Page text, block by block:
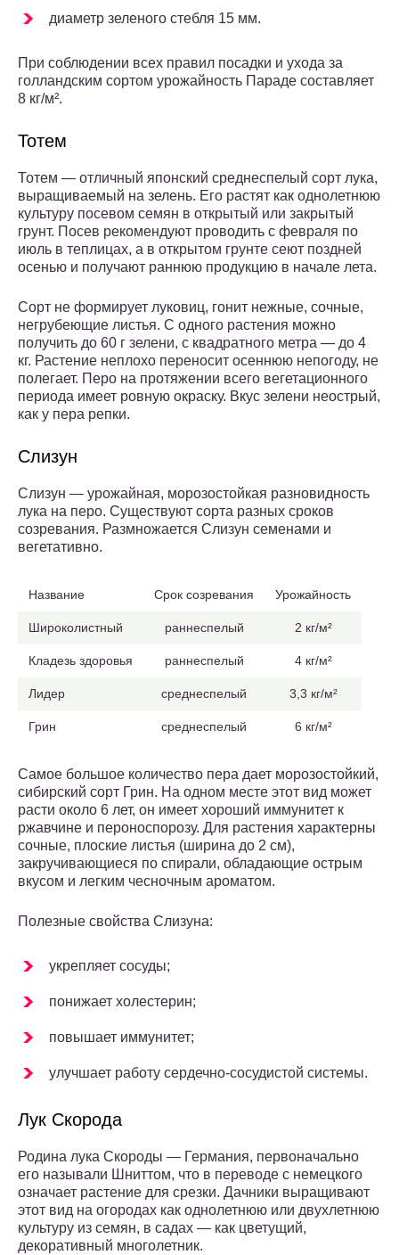
диаметр зеленого стебля 15 мм.
При соблюдении всех правил посадки и ухода за
голландским сортом урожайность Параде составляет
8 кг/м².
Тотем
Тотем — отличный японский среднеспелый сорт лука,
выращиваемый на зелень. Его растят как однолетнюю
культуру посевом семян в открытый или закрытый
грунт. Посев рекомендуют проводить с февраля по
июль в теплицах, а в открытом грунте сеют поздней
осенью и получают раннюю продукцию в начале лета.
Сорт не формирует луковиц, гонит нежные, сочные,
негрубеющие листья. С одного растения можно
получить до 60 г зелени, с квадратного метра — до 4
кг. Растение неплохо переносит осеннюю непогоду, не
полегает. Перо на протяжении всего вегетационного
периода имеет ровную окраску. Вкус зелени неострый,
как у пера репки.
Слизун
Слизун — урожайная, морозостойкая разновидность
лука на перо. Существуют сорта разных сроков
созревания. Размножается Слизун семенами и
вегетативно.
Название Срок созревания Урожайность
Широколистный раннеспелый 2 кг/м²
Кладезь здоровья раннеспелый 4 кг/м²
Лидер среднеспелый 3,3 кг/м²
Грин среднеспелый 6 кг/м²
Самое большое количество пера дает морозостойкий,
сибирский сорт Грин. На одном месте этот вид может
расти около 6 лет, он имеет хороший иммунитет к
ржавчине и пероноспорозу. Для растения характерны
сочные, плоские листья (ширина до 2 см),
закручивающиеся по спирали, обладающие острым
вкусом и легким чесночным ароматом.
Полезные свойства Слизуна:
укрепляет сосуды;
понижает холестерин;
повышает иммунитет;
улучшает работу сердечно-сосудистой системы.
Лук Скорода
Родина лука Скороды — Германия, первоначально
его называли Шниттом, что в переводе с немецкого
означает растение для срезки. Дачники выращивают
этот вид на огородах как однолетнюю или двухлетнюю
культуру из семян, в садах — как цветущий,
декоративный многолетник.